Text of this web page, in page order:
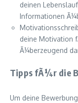
deinen
Informationen
deine Motivation
Ã¼berzeugend
Tipps fÃ¼r die
Um deine